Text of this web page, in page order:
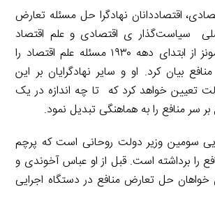
اقتصاددانان نهادگرا حل مسئله تعارض
سیاست‌گذار ی اقتصادی و علم اقتصاد
می‌دانند. جان کامونز از ابتدای دهه ۱۹۳۰ مسئله علم اقتصاد را
بیان کرد. او و سایر نهادگرایان بر این
تعیین خواهد کرد که تا چه اندازه در یک
سر منافع را به هماهنگی تبدیل نمود.
سومین وزیر دولت روحانی است که پرچم
را برداشته است. قبل از او عباس آخوندی و
حل تعارض منافع در دستگاه اجرایی